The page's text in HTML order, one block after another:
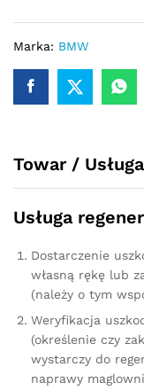
BMW
E61
2010
Marka: BMW
Towar / Usługa
Usługa
Dostarczenie
własną rękę lub
(należy o tym
Weryfikacja
(określenie czy
wystarczy do
naprawy